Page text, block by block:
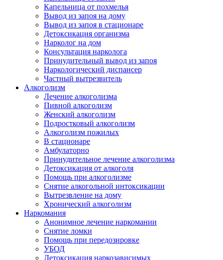
Капельница от похмелья
Вывод из запоя на дому
Вывод из запоя в стационаре
Детоксикация организма
Нарколог на дом
Консультация нарколога
Принудительный вывод из запоя
Наркологический диспансер
Частный вытрезвитель
Алкоголизм
Лечение алкоголизма
Пивной алкоголизм
Женский алкоголизм
Подростковый алкоголизм
Алкоголизм пожилых
В стационаре
Амбулаторно
Принудительное лечение алкоголизма
Детоксикация от алкоголя
Помощь при алкоголизме
Снятие алкогольной интоксикации
Вытрезвление на дому
Хронический алкоголизм
Наркомания
Анонимное лечение наркомании
Снятие ломки
Помощь при передозировке
УБОД
Детоксикация наркозависимых